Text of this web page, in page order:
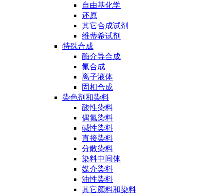
自由基化学
还原
其它合成试剂
维蒂希试剂
特殊合成
酶介导合成
氟合成
离子液体
固相合成
染色剂和染料
酸性染料
偶氮染料
碱性染料
直接染料
分散染料
染料中间体
媒介染料
油性染料
其它颜料和染料